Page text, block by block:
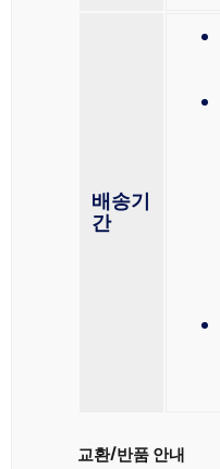
배송기
간
교환/반품 안내